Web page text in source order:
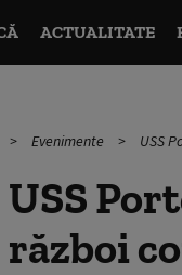
ACTUALITATE
Evenimente USS
USS
război